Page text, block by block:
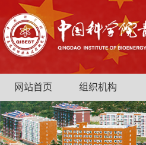
网站首页 组织机构